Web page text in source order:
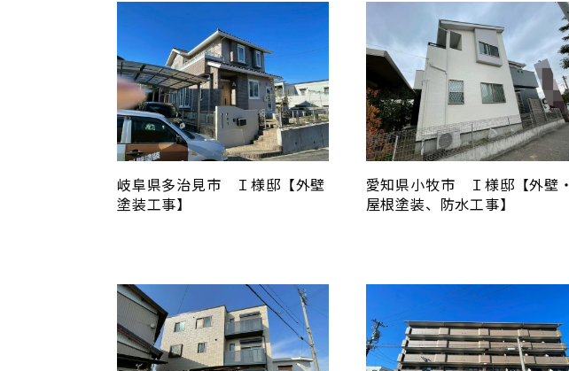
岐阜県多治見市 Ｉ様邸【外壁
塗装工事】
愛知県小牧市 Ｉ様邸【外壁・
屋根塗装、防水工事】